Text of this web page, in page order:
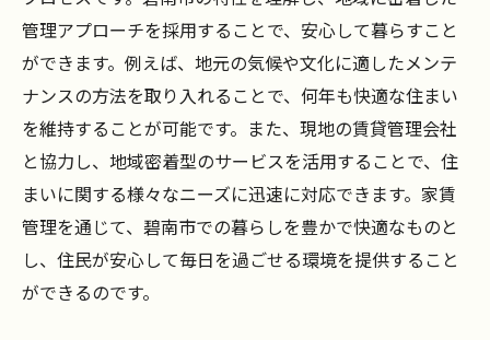
管理アプローチを採用することで、安心して暮らすこと
ができます。例えば、地元の気候や文化に適したメンテ
ナンスの方法を取り入れることで、何年も快適な住まい
を維持することが可能です。また、現地の賃貸管理会社
と協力し、地域密着型のサービスを活用することで、住
まいに関する様々なニーズに迅速に対応できます。家賃
管理を通じて、碧南市での暮らしを豊かで快適なものと
し、住民が安心して毎日を過ごせる環境を提供すること
ができるのです。